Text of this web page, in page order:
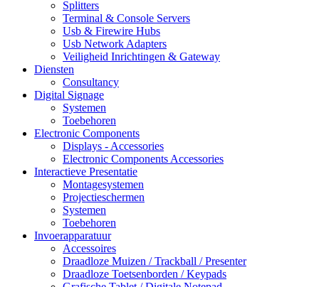
Splitters
Terminal & Console Servers
Usb & Firewire Hubs
Usb Network Adapters
Veiligheid Inrichtingen & Gateway
Diensten
Consultancy
Digital Signage
Systemen
Toebehoren
Electronic Components
Displays - Accessories
Electronic Components Accessories
Interactieve Presentatie
Montagesystemen
Projectieschermen
Systemen
Toebehoren
Invoerapparatuur
Accessoires
Draadloze Muizen / Trackball / Presenter
Draadloze Toetsenborden / Keypads